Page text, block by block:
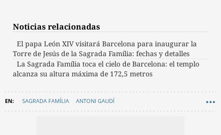
Noticias relacionadas
El papa León XIV visitará Barcelona para inaugurar la
Torre de Jesús de la Sagrada Família: fechas y detalles
La Sagrada Família toca el cielo de Barcelona: el templo
alcanza su altura máxima de 172,5 metros
SAGRADA FAMÍLIA ANTONI GAUDÍ